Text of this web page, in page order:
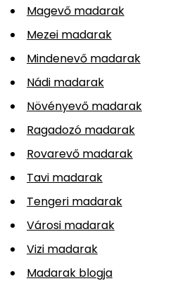
Magevő madarak
Mezei madarak
Mindenevő madarak
Nádi madarak
Növényevő madarak
Ragadozó madarak
Rovarevő madarak
Tavi madarak
Tengeri madarak
Városi madarak
Vizi madarak
Madarak blogja